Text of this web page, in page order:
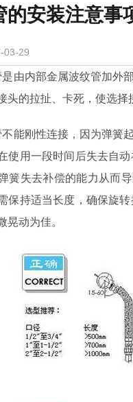
切削液旋转接头
旋转接头配件
的安装注意事
03-29
内部金属波纹管加外部
头的拉扯、卡死，使选择
刚性连接，因为弹簧起
使用一段时间后失去自
簧失去补偿的能力从而
保持适当长度，确保旋
晃动为佳。